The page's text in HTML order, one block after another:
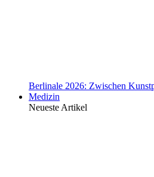
Berlinale 2026: Zwischen
Medizin
Neueste Artikel